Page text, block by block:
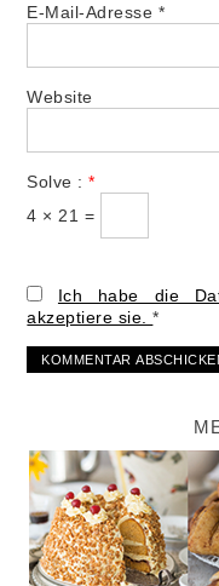
E-Mail-Adresse *
Website
Solve :*
4 × 21 =
Ich habe die
akzeptiere sie.*